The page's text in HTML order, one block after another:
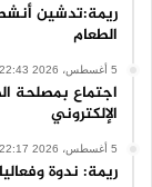
ريمة:تدشين
الطعام
5 أغسطس، 2026 22:43
اجتماع بمصلحة
الإلكتروني
5 أغسطس، 2026 22:17
ريمة: ندوة